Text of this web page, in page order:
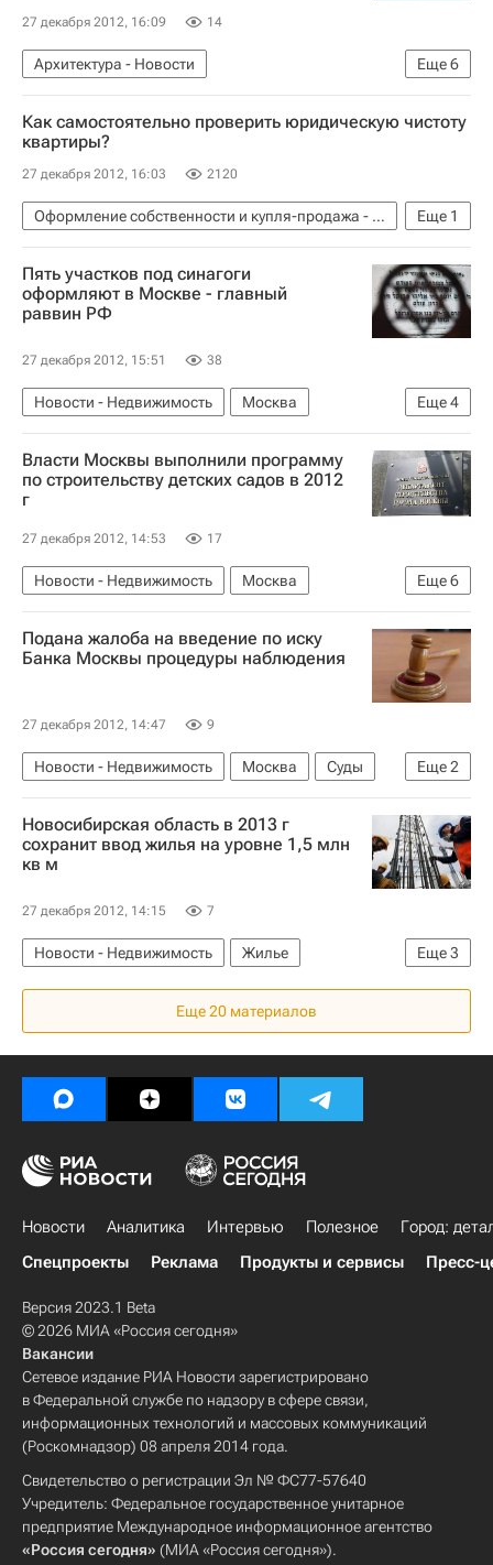
27 декабря 2012, 16:09 14
Еще6
Архитектура - Новости
Новости - Недвижимость
Стадионы
Самара
Проектирование
ЧМ-2018 по футболу
Россия
Как самостоятельно проверить юридическую чистоту
квартиры?
27 декабря 2012, 16:03 2120
Еще 1
Оформление собственности и купля-продажа - Вопрос-ответ - Полезное
Вопрос-ответ – РИА Недвижимость
Пять участков под синагоги
оформляют в Москве - главный
раввин РФ
27 декабря 2012, 15:51 38
Еще4
Новости - Недвижимость
Москва
Строительство
Земельные участки
Синагоги
Россия
Власти Москвы выполнили программу
по строительству детских садов в 2012
г
27 декабря 2012, 14:53 17
Еще6
Новости - Недвижимость
Москва
Департамент строительства
Детские сады
Строительство
Инфраструктура
Россия
Подана жалоба на введение по иску
Банка Москвы процедуры наблюдения
27 декабря 2012, 14:47 9
Еще2
Новости - Недвижимость Москва
Суды
Банк Москвы
Россия
Новосибирская область в 2013 г
сохранит ввод жилья на уровне 1,5 млн
кв м
27 декабря 2012, 14:15 7
Еще3
Новости - Недвижимость
Жилье
Новосибирская область
Строительство
Еще 20 материалов
Новости Аналитика Интервью Полезное
Город:
Спецпроекты
Реклама Продукты и сервисы Пресс-
Версия 2023.1 Beta
© 2026 МИА «Россия сегодня»
Вакансии
Сетевое издание РИА Новости зарегистрировано
в Федеральной службе по надзору в сфере связи,
информационных технологий и массовых коммуникаций
(Роскомнадзор) 08 апреля 2014 года.
Свидетельство о регистрации Эл № ФС77-57640
Учредитель: Федеральное государственное унитарное
предприятие Международное информационное агентство
«Россия сегодня» (МИА «Россия сегодня»).